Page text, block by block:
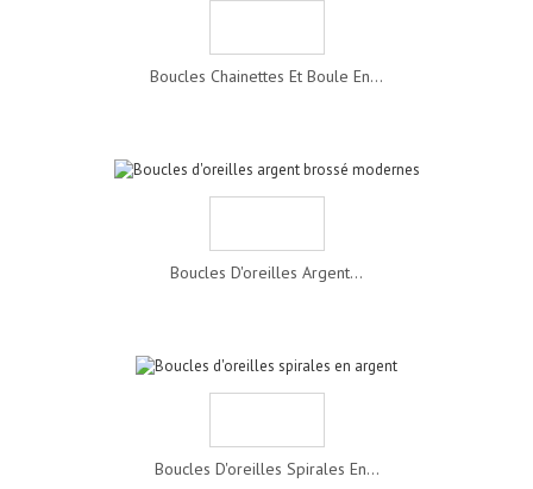
Boucles Chainettes Et Boule En...
Boucles D'oreilles Argent...
Boucles D'oreilles Spirales En...